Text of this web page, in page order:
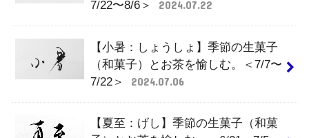
7/22〜8/6＞
2024.07.22
【小暑：しょうしょ】季節の生菓子
（和菓子）とお茶を愉しむ。＜7/7〜
7/22＞
2024.07.06
【夏至：げし】季節の生菓子（和菓